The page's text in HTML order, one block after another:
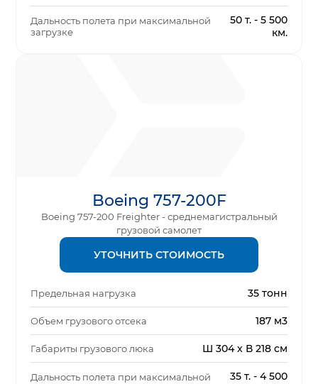
Дальность полета при максимальной
загрузке
50 т. - 5 500
км.
Boeing 757-200F
Boeing 757-200 Freighter - среднемагистральный
грузовой самолет
УТОЧНИТЬ СТОИМОСТЬ
Предельная нагрузка 35 тонн
Объем грузового отсека 187 м3
Габариты грузового люка Ш 304 x В 218 см
Дальность полета при максимальной
35 т. - 4 500